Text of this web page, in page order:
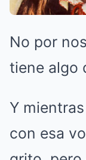
No por
tiene algo
Y
con esa